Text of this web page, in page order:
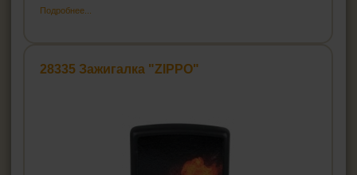
Подробнее...
28335 Зажигалка "ZIPPO"